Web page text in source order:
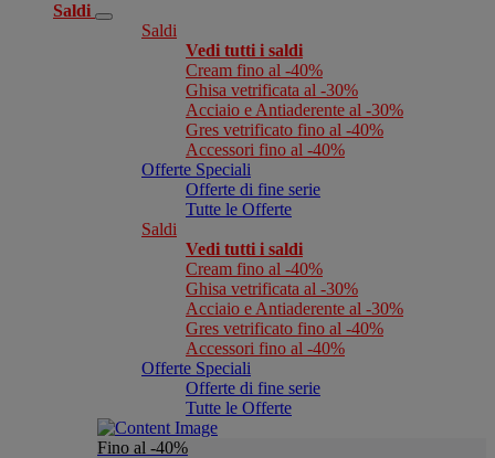
Saldi
Saldi
Vedi tutti i saldi
Cream fino al -40%
Ghisa vetrificata al -30%
Acciaio e Antiaderente al -30%
Gres vetrificato fino al -40%
Accessori fino al -40%
Offerte Speciali
Offerte di fine serie
Tutte le Offerte
Saldi
Vedi tutti i saldi
Cream fino al -40%
Ghisa vetrificata al -30%
Acciaio e Antiaderente al -30%
Gres vetrificato fino al -40%
Accessori fino al -40%
Offerte Speciali
Offerte di fine serie
Tutte le Offerte
Fino al -40%